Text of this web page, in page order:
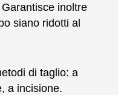
inoltre
siano ridotti al
di taglio: a
a incisione.